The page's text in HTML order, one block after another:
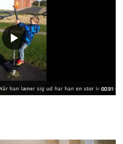
00:31